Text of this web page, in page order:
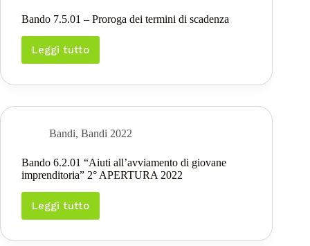
Bando 7.5.01 – Proroga dei termini di scadenza
Leggi tutto
Bando
7.5.01
dei
di
scadenza
Bandi, Bandi 2022
Bando 6.2.01 “Aiuti all’avviamento di giovane
imprenditoria” 2° APERTURA 2022
Leggi tutto
Bando
6.2.01